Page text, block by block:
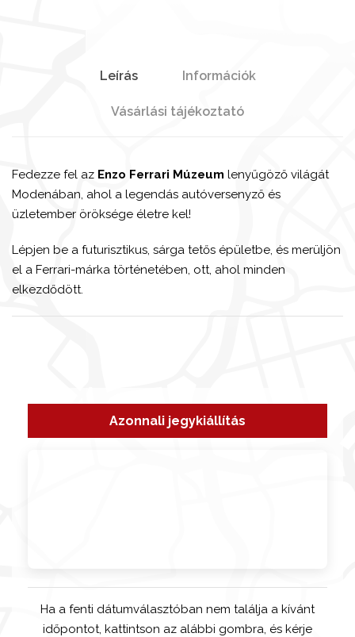
Azonnali jegykiállítás
Ha a fenti dátumválasztóban nem találja a kívánt
időpontot, kattintson az alábbi gombra, és kérje
Leírás Információk
Vásárlási tájékoztató
Fedezze fel az Enzo Ferrari Múzeum lenyűgöző világát
Modenában, ahol a legendás autóversenyző és
üzletember öröksége életre kel!
Lépjen be a futurisztikus, sárga tetős épületbe, és merüljön
el a Ferrari-márka történetében, ott, ahol minden
elkezdődött.